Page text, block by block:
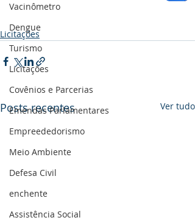
Vacinômetro
Dengue
Turismo
Licitações
Covênios e Parcerias
Emendas Parlamentares
Empreededorismo
Meio Ambiente
Defesa Civil
enchente
Assistência Social
Licitações
Posts recentes Ver tudo